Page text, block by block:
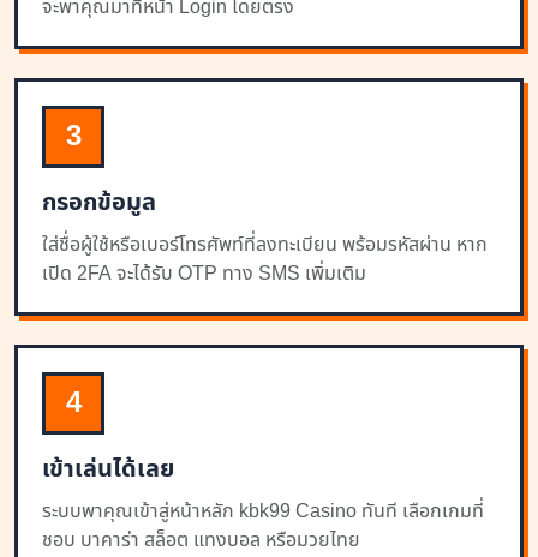
จะพาคุณมาที่หน้า Login โดยตรง
3
กรอกข้อมูล
ใส่ชื่อผู้ใช้หรือเบอร์โทรศัพท์ที่ลงทะเบียน พร้อมรหัสผ่าน หาก
เปิด 2FA จะได้รับ OTP ทาง SMS เพิ่มเติม
4
เข้าเล่นได้เลย
ระบบพาคุณเข้าสู่หน้าหลัก kbk99 Casino ทันที เลือกเกมที่
ชอบ บาคาร่า สล็อต แทงบอล หรือมวยไทย